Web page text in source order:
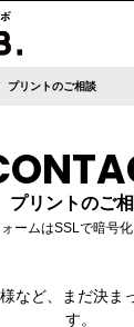
プリントのご相談
プリントのご
ームはSSLで暗号
など、まだ決ま
す。